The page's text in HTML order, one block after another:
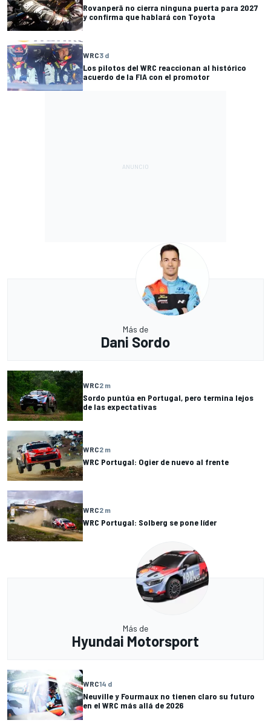
Rovanperä no cierra ninguna puerta para 2027
y confirma que hablará con Toyota
WRC3 d
Los pilotos del WRC reaccionan al histórico
acuerdo de la FIA con el promotor
Más de
Dani Sordo
WRC2 m
Sordo puntúa en Portugal, pero termina lejos
de las expectativas
WRC2 m
WRC Portugal: Ogier de nuevo al frente
WRC2 m
WRC Portugal: Solberg se pone líder
Más de
Hyundai Motorsport
WRC14 d
Neuville y Fourmaux no tienen claro su futuro
en el WRC más allá de 2026